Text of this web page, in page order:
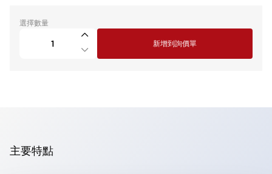
選擇數量
新增到詢價單
主要特點